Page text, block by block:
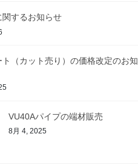
関するお知らせ
（カット売り）の価格改定のお知
VU40Aパイプの端材販売
8月 4, 2025